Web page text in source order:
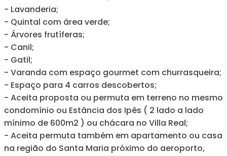
- Lavanderia;
- Quintal com área verde;
- Árvores frutíferas;
- Canil;
- Gatil;
- Varanda com espaço gourmet com churrasqueira;
- Espaço para 4 carros descobertos;
- Aceita proposta ou permuta em terreno no mesmo
condomínio ou Estância dos Ipês ( 2 lado a lado
mínimo de 600m2 ) ou chácara no Villa Real;
- Aceita permuta também em apartamento ou casa
na região do Santa Maria próximo do aeroporto,